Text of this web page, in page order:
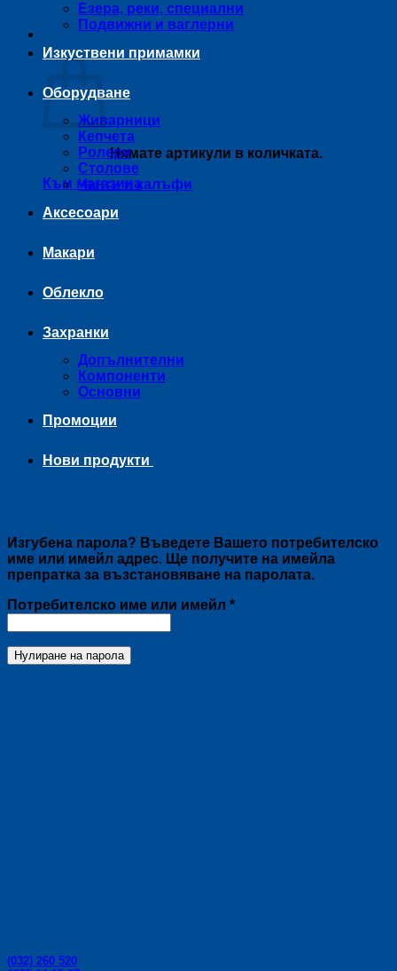
Количка
Нямате артикули в количката.
Към магазина
Езера, реки, специални
Подвижни и ваглерни
Изкуствени примамки
Оборудване
Живарници
Кепчета
Ролери
Столове
Чанти и калъфи
Аксесоари
Макари
Облекло
Захранки
Допълнителни
Компоненти
Основни
Промоции
Нови продукти
Изгубена парола? Въведете Вашето потребителско
име или имейл адрес. Ще получите на имейла
препратка за възстановяване на паролата.
Потребителско име или имейл *Задължително
Нулиране на парола
(032) 260 520